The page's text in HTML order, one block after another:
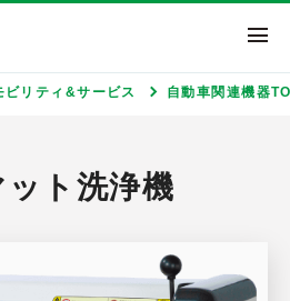
エムケー精工株式
ビリティ&サービス 自動車関連機器
ット洗浄機